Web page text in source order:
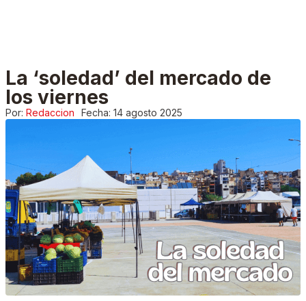
La ‘soledad’ del mercado de
los viernes
Por: Redaccion Fecha: 14 agosto 2025